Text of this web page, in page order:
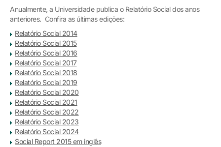
Anualmente, a Universidade publica o Relatório Social dos anos
anteriores. Confira as últimas edições:
Relatório Social 2014
Relatório Social 2015
Relatório Social 2016
Relatório Social 2017
Relatório Social 2018
Relatório Social 2019
Relatório Social 2020
Relatório Social 2021
Relatório Social 2022
Relatório Social 2023
Relatório Social 2024
Social Report 2015 em inglês